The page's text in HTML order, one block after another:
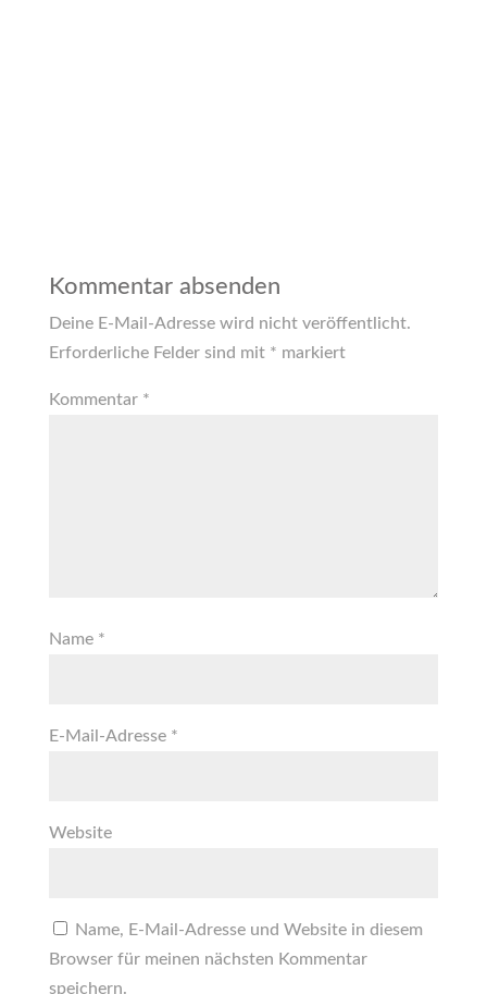
Kommentar absenden
Deine E-Mail-Adresse wird nicht veröffentlicht.
Erforderliche Felder sind mit * markiert
Kommentar *
Name *
E-Mail-Adresse *
Website
Name, E-Mail-Adresse und Website in diesem
Browser für meinen nächsten Kommentar
speichern.